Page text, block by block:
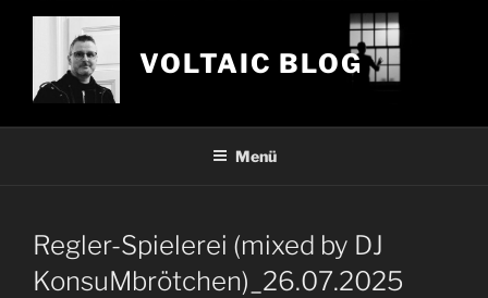
Zum
VOLTAIC BLOG
Menü
Regler-Spielerei (mixed by DJ
KonsuMbrötchen)_26.07.2025